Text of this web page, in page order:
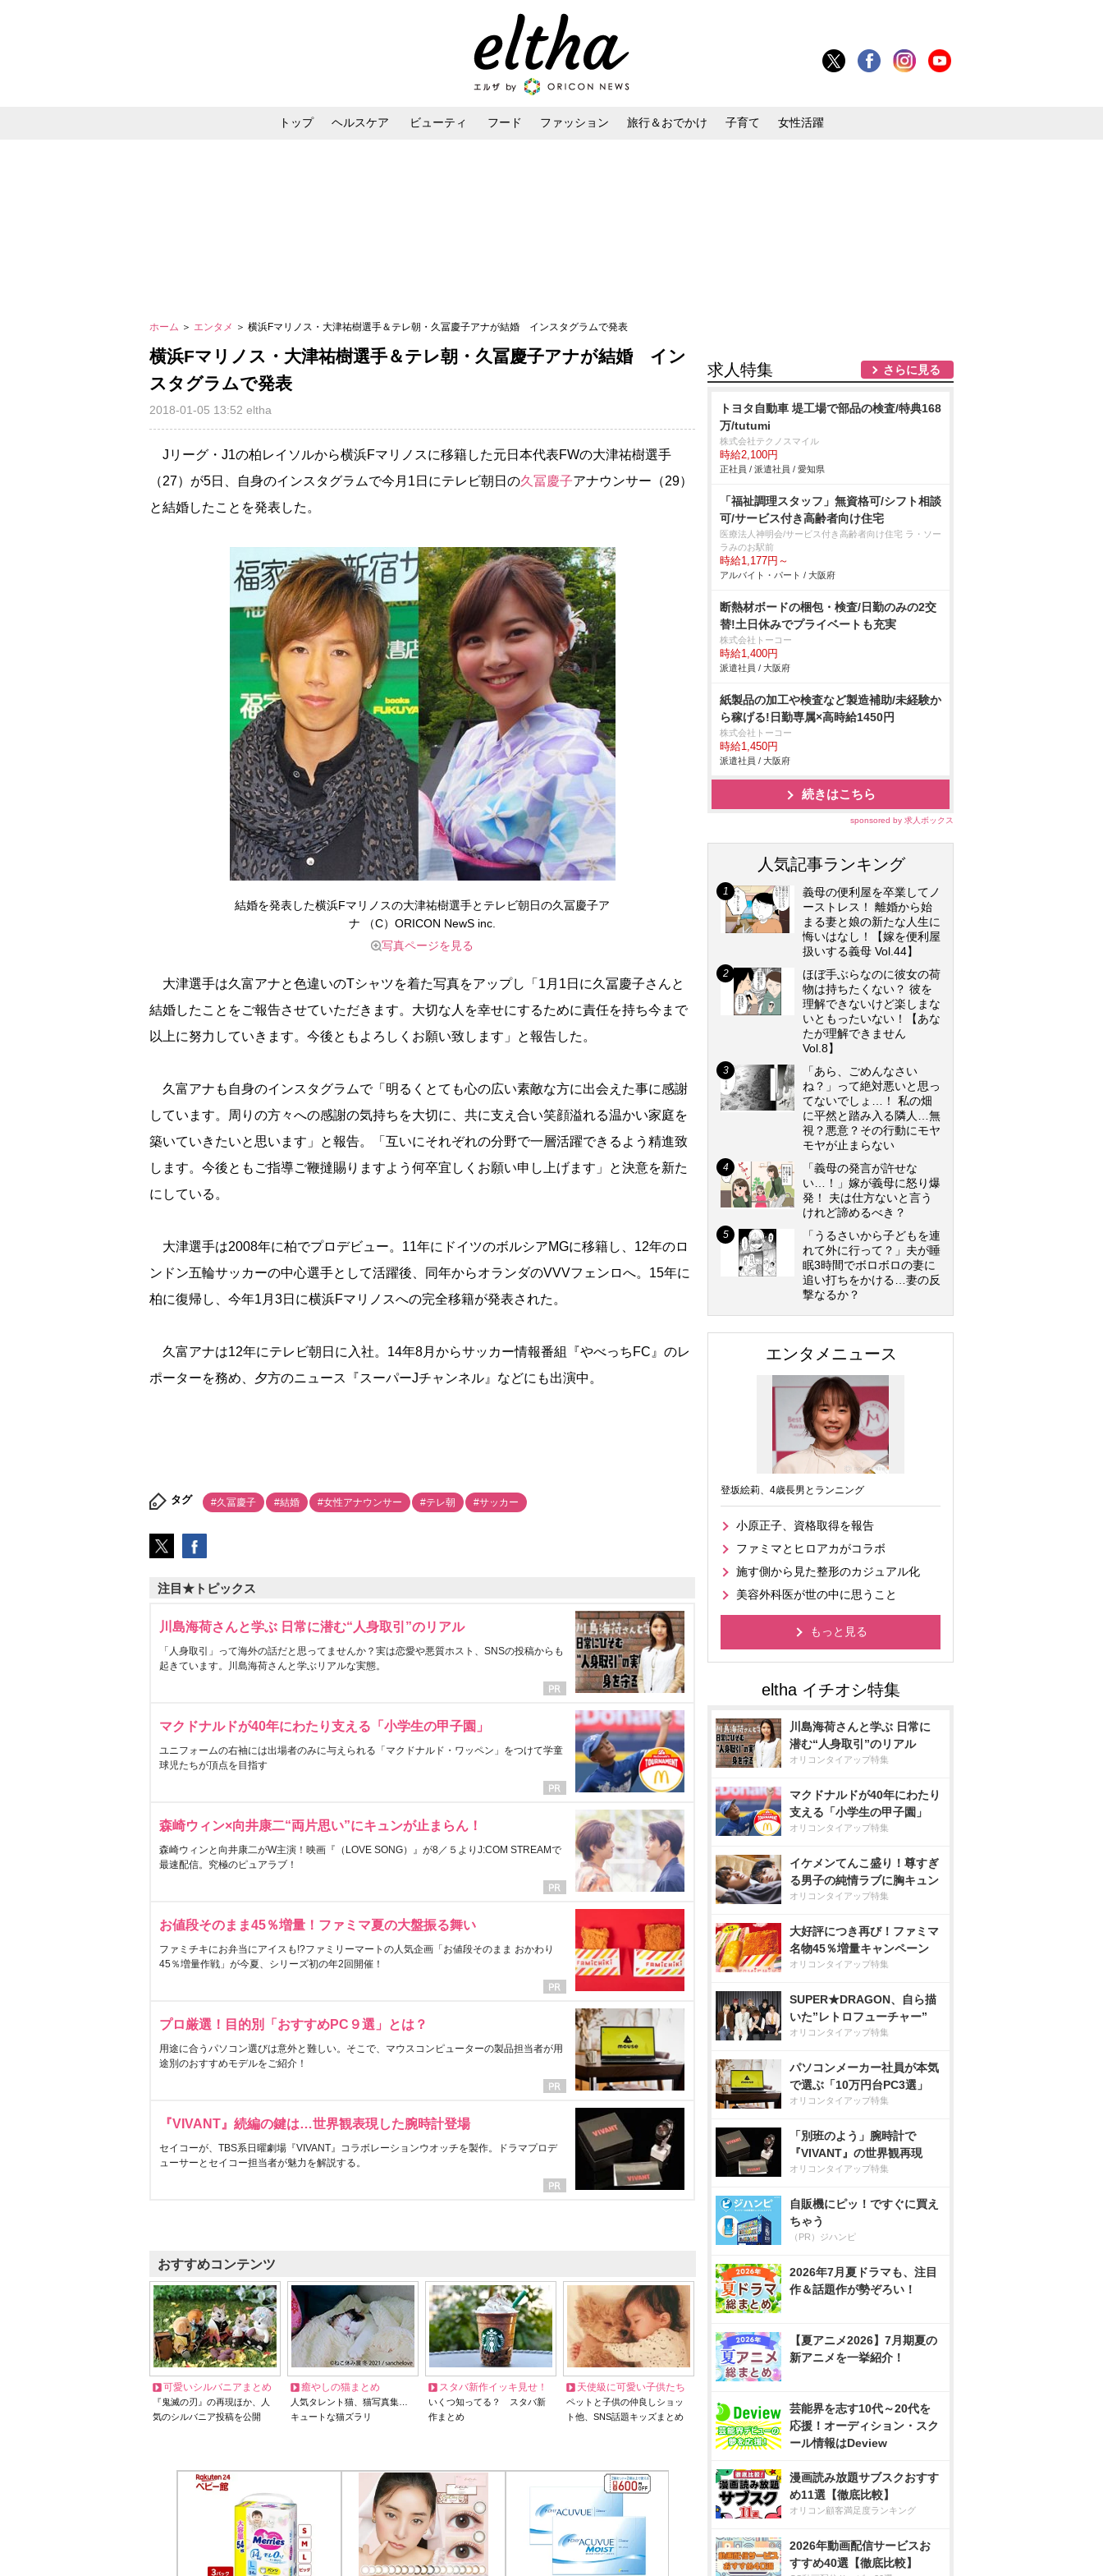
トップ ヘルスケア ビューティ フード ファッション 旅行＆おでかけ 子育て 女性活躍
ホーム ＞ エンタメ ＞ 横浜Fマリノス・大津祐樹選手＆テレ朝・久冨慶子アナが結婚 インスタグラムで発表
横浜Fマリノス・大津祐樹選手＆テレ朝・久冨慶子アナが結婚 イン
スタグラムで発表
2018-01-05 13:52 eltha
Jリーグ・J1の柏レイソルから横浜Fマリノスに移籍した元日本代表FWの大津祐樹選手
（27）が5日、自身のインスタグラムで今月1日にテレビ朝日の久冨慶子アナウンサー（29）
と結婚したことを発表した。
結婚を発表した横浜Fマリノスの大津祐樹選手とテレビ朝日の久冨慶子ア
ナ （C）ORICON NewS inc.
写真ページを見る
大津選手は久富アナと色違いのTシャツを着た写真をアップし「1月1日に久冨慶子さんと
結婚したことをご報告させていただきます。大切な人を幸せにするために責任を持ち今まで
以上に努力していきます。今後ともよろしくお願い致します」と報告した。
久富アナも自身のインスタグラムで「明るくとても心の広い素敵な方に出会えた事に感謝
しています。周りの方々への感謝の気持ちを大切に、共に支え合い笑顔溢れる温かい家庭を
築いていきたいと思います」と報告。「互いにそれぞれの分野で一層活躍できるよう精進致
します。今後ともご指導ご鞭撻賜りますよう何卒宜しくお願い申し上げます」と決意を新た
にしている。
大津選手は2008年に柏でプロデビュー。11年にドイツのボルシアMGに移籍し、12年のロ
ンドン五輪サッカーの中心選手として活躍後、同年からオランダのVVVフェンロへ。15年に
柏に復帰し、今年1月3日に横浜Fマリノスへの完全移籍が発表された。
久富アナは12年にテレビ朝日に入社。14年8月からサッカー情報番組『やべっちFC』のレ
ポーターを務め、夕方のニュース『スーパーJチャンネル』などにも出演中。
タグ #久冨慶子 #結婚 #女性アナウンサー #テレ朝 #サッカー
注目★トピックス
川島海荷さんと学ぶ 日常に潜む“人身取引”のリアル
「人身取引」って海外の話だと思ってませんか？実は恋愛や悪質ホスト、SNSの投稿からも
起きています。川島海荷さんと学ぶリアルな実態。
マクドナルドが40年にわたり支える「小学生の甲子園」
ユニフォームの右袖には出場者のみに与えられる「マクドナルド・ワッペン」をつけて学童
球児たちが頂点を目指す
森崎ウィン×向井康二“両片思い”にキュンが止まらん！
森崎ウィンと向井康二がW主演！映画『（LOVE SONG）』が8／５よりJ:COM STREAMで
最速配信。究極のピュアラブ！
お値段そのまま45％増量！ファミマ夏の大盤振る舞い
ファミチキにお弁当にアイスも!?ファミリーマートの人気企画「お値段そのまま おかわり
45％増量作戦」が今夏、シリーズ初の年2回開催！
プロ厳選！目的別「おすすめPC９選」とは？
用途に合うパソコン選びは意外と難しい。そこで、マウスコンピューターの製品担当者が用
途別のおすすめモデルをご紹介！
『VIVANT』続編の鍵は…世界観表現した腕時計登場
セイコーが、TBS系日曜劇場『VIVANT』コラボレーションウオッチを製作。ドラマプロデ
ューサーとセイコー担当者が魅力を解説する。
おすすめコンテンツ
可愛いシルバニアまとめ
『鬼滅の刃』の再現ほか、人
気のシルバニア投稿を公開
癒やしの猫まとめ
人気タレント猫、猫写真集…
キュートな猫ズラリ
スタバ新作イッキ見せ！
いくつ知ってる？ スタバ新
作まとめ
天使級に可愛い子供たち
ペットと子供の仲良しショッ
ト他、SNS話題キッズまとめ
求人特集 さらに見る
トヨタ自動車 堤工場で部品の検査/特典168
万/tutumi
株式会社テクノスマイル
時給2,100円
正社員 / 派遣社員 / 愛知県
「福祉調理スタッフ」無資格可/シフト相談
可/サービス付き高齢者向け住宅
医療法人神明会/サービス付き高齢者向け住宅 ラ・ソー
ラみのお駅前
時給1,177円～
アルバイト・パート / 大阪府
断熱材ボードの梱包・検査/日勤のみの2交
替!土日休みでプライベートも充実
株式会社トーコー
時給1,400円
派遣社員 / 大阪府
紙製品の加工や検査など製造補助/未経験か
ら稼げる!日勤専属×高時給1450円
株式会社トーコー
時給1,450円
派遣社員 / 大阪府
続きはこちら
sponsored by 求人ボックス
人気記事ランキング
義母の便利屋を卒業してノ
ーストレス！ 離婚から始
まる妻と娘の新たな人生に
悔いはなし！【嫁を便利屋
扱いする義母 Vol.44】
ほぼ手ぶらなのに彼女の荷
物は持ちたくない？ 彼を
理解できないけど楽しまな
いともったいない！【あな
たが理解できません
Vol.8】
「あら、ごめんなさい
ね？」って絶対悪いと思っ
てないでしょ…！ 私の畑
に平然と踏み入る隣人…無
視？悪意？その行動にモヤ
モヤが止まらない
「義母の発言が許せな
い…！」嫁が義母に怒り爆
発！ 夫は仕方ないと言う
けれど諦めるべき？
「うるさいから子どもを連
れて外に行って？」夫が睡
眠3時間でボロボロの妻に
追い打ちをかける…妻の反
撃なるか？
エンタメニュース
登坂絵莉、4歳長男とランニング
小原正子、資格取得を報告
ファミマとヒロアカがコラボ
施す側から見た整形のカジュアル化
美容外科医が世の中に思うこと
もっと見る
川島海荷さんと学ぶ 日常に
潜む“人身取引”のリアル
オリコンタイアップ特集
マクドナルドが40年にわたり
支える「小学生の甲子園」
オリコンタイアップ特集
イケメンてんこ盛り！尊すぎ
る男子の純情ラブに胸キュン
オリコンタイアップ特集
大好評につき再び！ファミマ
名物45％増量キャンペーン
オリコンタイアップ特集
SUPER★DRAGON、自ら描
いた”レトロフューチャー”
オリコンタイアップ特集
パソコンメーカー社員が本気
で選ぶ「10万円台PC3選」
オリコンタイアップ特集
「別班のよう」腕時計で
『VIVANT』の世界観再現
オリコンタイアップ特集
自販機にピッ！ですぐに買え
ちゃう
（PR）ジハンピ
2026年7月夏ドラマも、注目
作＆話題作が勢ぞろい！
【夏アニメ2026】7月期夏の
新アニメを一挙紹介！
芸能界を志す10代～20代を
応援！オーディション・スク
ール情報はDeview
漫画読み放題サブスクおすす
め11選【徹底比較】
オリコン顧客満足度ランキング
2026年動画配信サービスお
すすめ40選【徹底比較】